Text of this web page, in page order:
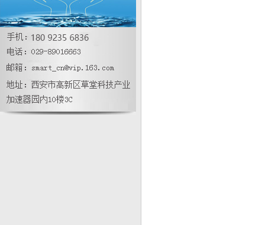
测量比热更快的应用研究
隔膜式在线密度计_在线调试方式
影响压力变送器的精度等级的选择因
素